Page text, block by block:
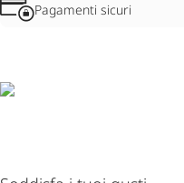
Pagamenti sicuri